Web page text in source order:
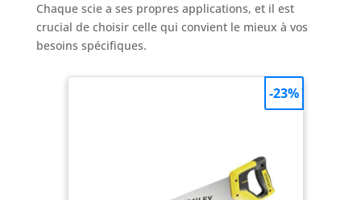
Chaque scie a ses propres applications, et il est
crucial de choisir celle qui convient le mieux à vos
besoins spécifiques.
-23%